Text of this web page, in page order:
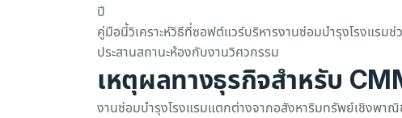
ปี
คู่มือนี้วิเคราะห์วิธีที่ซอฟต์แวร์บริหารงานซ่อมบำรุงโรงแร
ประสานสถานะห้องกับงานวิศวกรรม
เหตุผลทางธุรกิจสำหรับ
งานซ่อมบำรุงโรงแรมแตกต่างจากอสังหาริมทรัพย์เชิงพ